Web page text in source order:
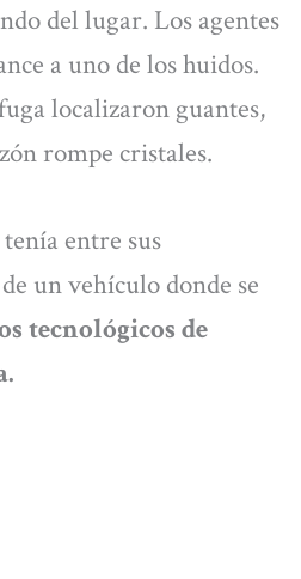
del lugar. Los agentes
a uno de los huidos.
localizaron guantes,
rompe cristales.
entre sus
un vehículo donde se
tecnológicos de